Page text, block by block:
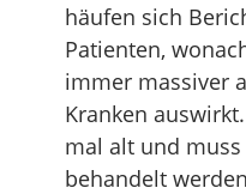
häufen sich
Patienten,
immer massiver
Kranken
mal alt und
behandelt